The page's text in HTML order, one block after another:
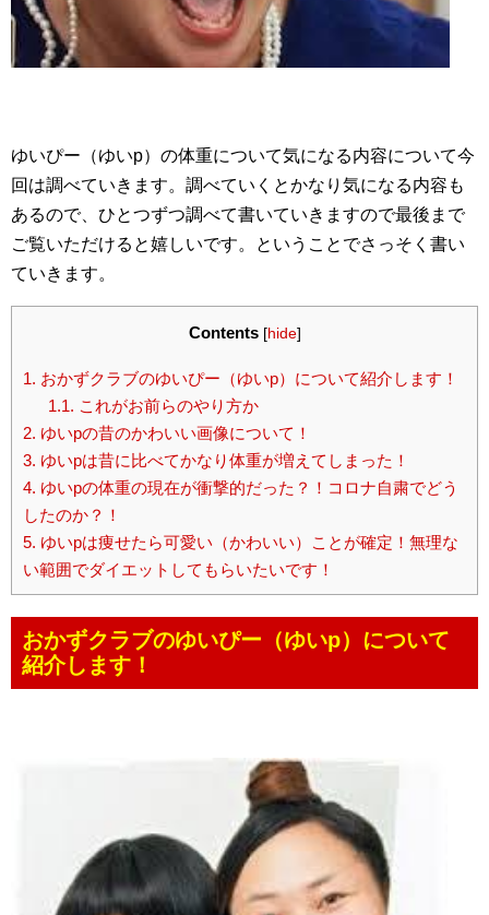
ゆいぴー（ゆいp）の体重について気になる内容について今
回は調べていきます。調べていくとかなり気になる内容も
あるので、ひとつずつ調べて書いていきますので最後まで
ご覧いただけると嬉しいです。ということでさっそく書い
ていきます。
Contents [hide]
1. おかずクラブのゆいぴー（ゆいp）について紹介します！
1.1. これがお前らのやり方か
2. ゆいpの昔のかわいい画像について！
3. ゆいpは昔に比べてかなり体重が増えてしまった！
4. ゆいpの体重の現在が衝撃的だった？！コロナ自粛でどう
したのか？！
5. ゆいpは痩せたら可愛い（かわいい）ことが確定！無理な
い範囲でダイエットしてもらいたいです！
おかずクラブのゆいぴー（ゆいp）について
紹介します！